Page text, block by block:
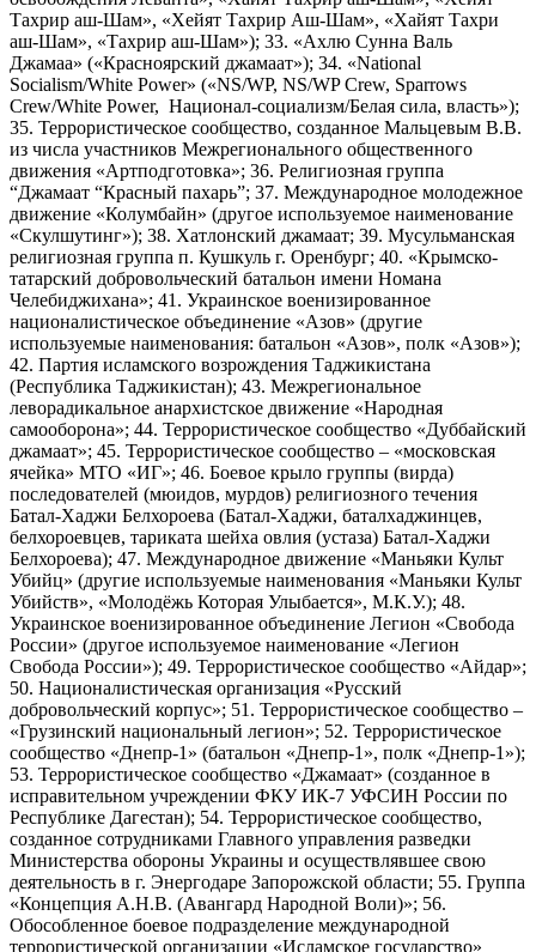
Тахрир аш-Шам», «Хейят Тахрир Аш-Шам», «Хайят Тахри
аш-Шам», «Тахрир аш-Шам»); 33. «Ахлю Сунна Валь
Джамаа» («Красноярский джамаат»); 34. «National
Socialism/White Power» («NS/WP, NS/WP Crew, Sparrows
Crew/White Power, Национал-социализм/Белая сила, власть»);
35. Террористическое сообщество, созданное Мальцевым В.В.
из числа участников Межрегионального общественного
движения «Артподготовка»; 36. Религиозная группа
“Джамаат “Красный пахарь”; 37. Международное молодежное
движение «Колумбайн» (другое используемое наименование
«Скулшутинг»); 38. Хатлонский джамаат; 39. Мусульманская
религиозная группа п. Кушкуль г. Оренбург; 40. «Крымско-
татарский добровольческий батальон имени Номана
Челебиджихана»; 41. Украинское военизированное
националистическое объединение «Азов» (другие
используемые наименования: батальон «Азов», полк «Азов»);
42. Партия исламского возрождения Таджикистана
(Республика Таджикистан); 43. Межрегиональное
леворадикальное анархистское движение «Народная
самооборона»; 44. Террористическое сообщество «Дуббайский
джамаат»; 45. Террористическое сообщество – «московская
ячейка» МТО «ИГ»; 46. Боевое крыло группы (вирда)
последователей (мюидов, мурдов) религиозного течения
Батал-Хаджи Белхороева (Батал-Хаджи, баталхаджинцев,
белхороевцев, тариката шейха овлия (устаза) Батал-Хаджи
Белхороева); 47. Международное движение «Маньяки Культ
Убийц» (другие используемые наименования «Маньяки Культ
Убийств», «Молодёжь Которая Улыбается», М.К.У.); 48.
Украинское военизированное объединение Легион «Свобода
России» (другое используемое наименование «Легион
Свобода России»); 49. Террористическое сообщество «Айдар»;
50. Националистическая организация «Русский
добровольческий корпус»; 51. Террористическое сообщество –
«Грузинский национальный легион»; 52. Террористическое
сообщество «Днепр-1» (батальон «Днепр-1», полк «Днепр-1»);
53. Террористическое сообщество «Джамаат» (созданное в
исправительном учреждении ФКУ ИК-7 УФСИН России по
Республике Дагестан); 54. Террористическое сообщество,
созданное сотрудниками Главного управления разведки
Министерства обороны Украины и осуществлявшее свою
деятельность в г. Энергодаре Запорожской области; 55. Группа
«Концепция А.Н.В. (Авангард Народной Воли)»; 56.
Обособленное боевое подразделение международной
террористической организации «Исламское государство»